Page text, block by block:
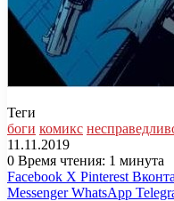
Теги
боги комикс
11.11.2019
0 Время чтения: 1 минута
Facebook X Pinterest
Messenger WhatsApp